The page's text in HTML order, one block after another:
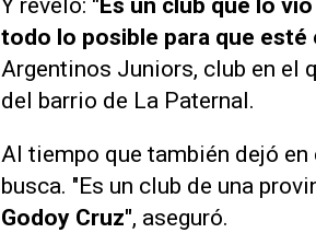
todo lo posible para que esté
Argentinos Juniors, club en el
del barrio de La Paternal.
Al tiempo que también dejó
busca. "Es un club de una
Godoy Cruz", aseguró.